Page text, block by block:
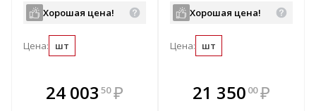
Хорошая цена!
Цена: шт
24 003 50 ₽
В комплекте
всегда выгоднее!
Хорошая цена!
Цена: шт
В комплекте
всегда выгоднее!
21 350 00 ₽